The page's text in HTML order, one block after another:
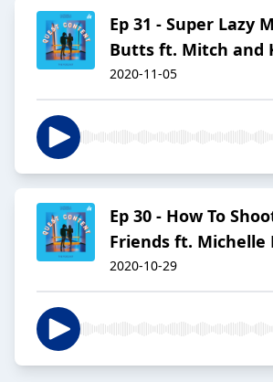
Ep 31 - Super Lazy
Butts ft. Mitch and
2020-11-05
Ep 30 - How To
Friends ft. Michelle
2020-10-29